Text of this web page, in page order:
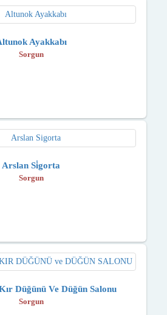
Ayakkabı
Sorgun
Arslan Si̇gorta
Sorgun
Düğünü Ve Düğün Salonu
Sorgun